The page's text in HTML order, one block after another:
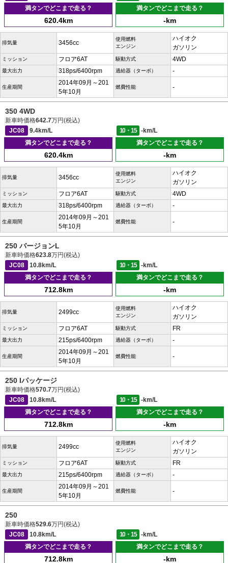
満タンでどこまで走る？
620.4km
満タンでどこまで走る？
-km
排気量 3456cc
使用燃料
エンジン
ハイオク
ガソリン
ミッション フロア6AT 駆動方式 4WD
最大出力 318ps/6400rpm 過給器（ターボ） -
生産期間
2014年09月～201
5年10月
燃費性能 -
350 4WD
新車時価格642.7万円(税込)
JC08
9.4km/L 10・15
-km/L
満タンでどこまで走る？
620.4km
満タンでどこまで走る？
-km
排気量 3456cc
使用燃料
エンジン
ハイオク
ガソリン
ミッション フロア6AT 駆動方式 4WD
最大出力 318ps/6400rpm 過給器（ターボ） -
生産期間
2014年09月～201
5年10月
燃費性能 -
250 バージョンL
新車時価格623.8万円(税込)
JC08
10.8km/L 10・15
-km/L
満タンでどこまで走る？
712.8km
満タンでどこまで走る？
-km
排気量 2499cc
使用燃料
エンジン
ハイオク
ガソリン
ミッション フロア6AT 駆動方式 FR
最大出力 215ps/6400rpm 過給器（ターボ） -
生産期間
2014年09月～201
5年10月
燃費性能 -
250 Iパッケージ
新車時価格570.7万円(税込)
JC08
10.8km/L 10・15
-km/L
満タンでどこまで走る？
712.8km
満タンでどこまで走る？
-km
排気量 2499cc
使用燃料
エンジン
ハイオク
ガソリン
ミッション フロア6AT 駆動方式 FR
最大出力 215ps/6400rpm 過給器（ターボ） -
生産期間
2014年09月～201
5年10月
燃費性能 -
250
新車時価格529.6万円(税込)
JC08
10.8km/L 10・15
-km/L
満タンでどこまで走る？
712.8km
満タンでどこまで走る？
-km